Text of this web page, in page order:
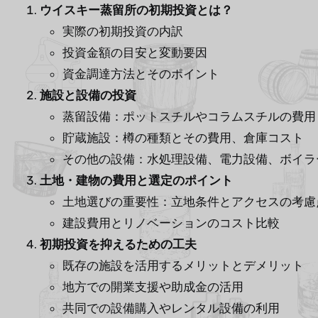
ウイスキー蒸留所の初期投資とは？
実際の初期投資の内訳
投資金額の目安と変動要因
資金調達方法とそのポイント
施設と設備の投資
蒸留設備：ポットスチルやコラムスチルの費用
貯蔵施設：樽の種類とその費用、倉庫コスト
その他の設備：水処理設備、電力設備、ボイ
土地・建物の費用と選定のポイント
土地選びの重要性：立地条件とアクセスの考
建設費用とリノベーションのコスト比較
初期投資を抑えるための工夫
既存の施設を活用するメリットとデメリット
地方での開業支援や助成金の活用
共同での設備購入やレンタル設備の利用